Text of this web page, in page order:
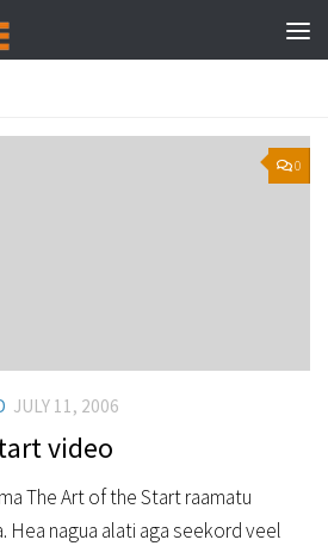
0
JULY 11, 2006
video
The Art of the Start raamatu
nagua alati aga seekord veel